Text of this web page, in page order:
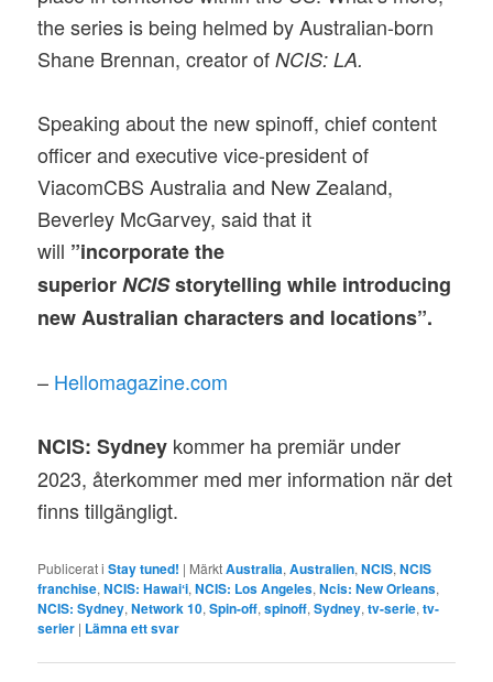
the series is being helmed by Australian-born
Shane Brennan, creator ofNCIS: LA.
Speaking about the new spinoff, chief content
officer and executive vice-president of
ViacomCBS Australia and New Zealand,
Beverley McGarvey, said that it
will ”incorporate the
superiorNCISstorytelling while introducing
new Australian characters and locations”.
– Hellomagazine.com
NCIS: Sydney kommer ha premiär under
2023, återkommer med mer information när det
finns tillgängligt.
Publicerat i Stay tuned! | MärktAustralia,Australien,NCIS,NCIS
franchise,NCIS: Hawaiʻi,NCIS: Los Angeles,Ncis: New Orleans,
NCIS: Sydney,Network 10,Spin-off,spinoff,Sydney,tv-serie,tv-
serier | Lämna ett svar